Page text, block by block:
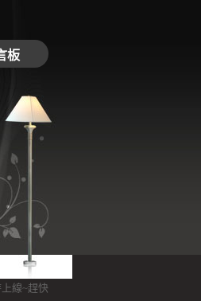
板
~趕快加入~不定時推出限時優惠~